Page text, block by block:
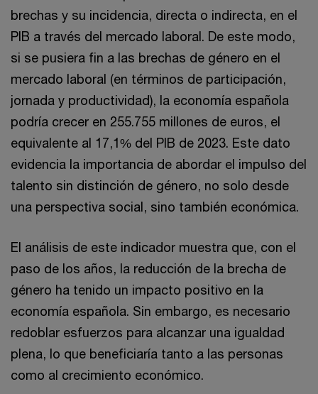
brechas y su incidencia, directa o indirecta, en el
PIB a través del mercado laboral. De este modo,
si se pusiera fin a las brechas de género en el
mercado laboral (en términos de participación,
jornada y productividad), la economía española
podría crecer en 255.755 millones de euros, el
equivalente al 17,1% del PIB de 2023. Este dato
evidencia la importancia de abordar el impulso del
talento sin distinción de género, no solo desde
una perspectiva social, sino también económica.
El análisis de este indicador muestra que, con el
paso de los años, la reducción de la brecha de
género ha tenido un impacto positivo en la
economía española. Sin embargo, es necesario
redoblar esfuerzos para alcanzar una igualdad
plena, lo que beneficiaría tanto a las personas
como al crecimiento económico.